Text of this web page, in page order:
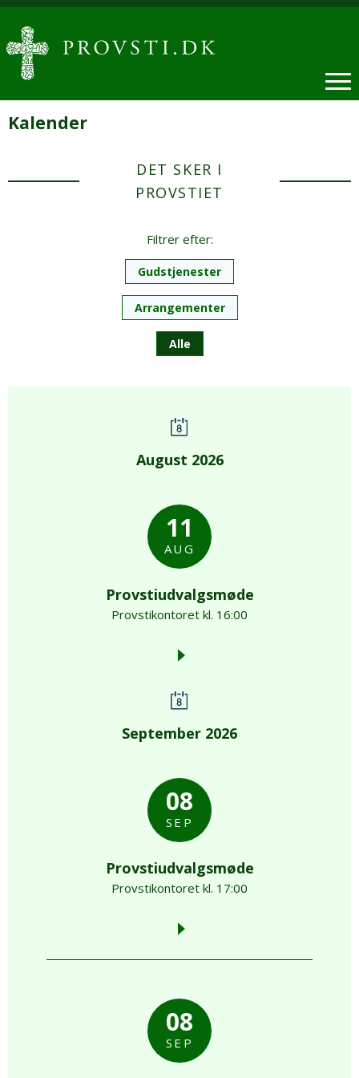
Kalender
DET SKER I
PROVSTIET
Filtrer efter:
Gudstjenester
Arrangementer
Alle
August 2026
11
AUG
Provstiudvalgsmøde
Provstikontoret kl. 16:00
September 2026
08
SEP
Provstiudvalgsmøde
Provstikontoret kl. 17:00
08
SEP